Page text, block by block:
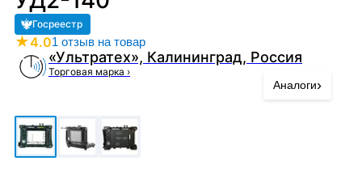
Госреестр
★4.01 отзыв на товар
«Ультратех», Калининград, Россия
Торговая марка ›
Аналоги›